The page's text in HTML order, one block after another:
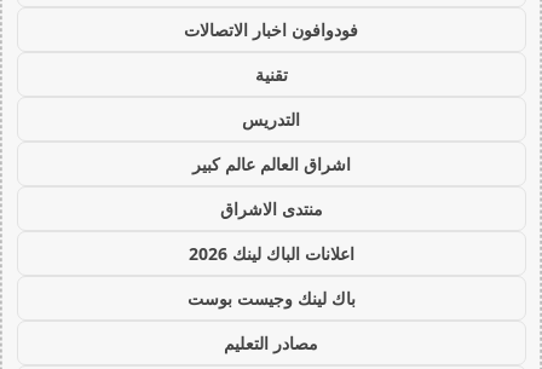
فودوافون اخبار الاتصالات
تقنية
التدريس
اشراق العالم عالم كبير
منتدى الاشراق
اعلانات الباك لينك 2026
باك لينك وجيست بوست
مصادر التعليم